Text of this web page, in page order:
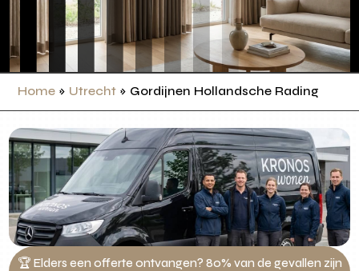
Home » Utrecht » Gordijnen Hollandsche Rading
🏆 Elders een offerte ontvangen? 80% van de gevallen zijn